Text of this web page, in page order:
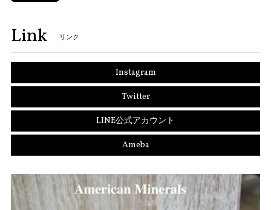
Link リンク
Instagram
Twitter
LINE公式アカウント
Ameba